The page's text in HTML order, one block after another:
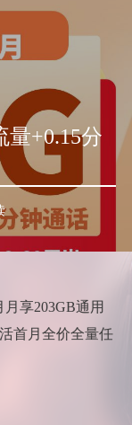
量+0.15分
享203GB通用
首月全价全量任